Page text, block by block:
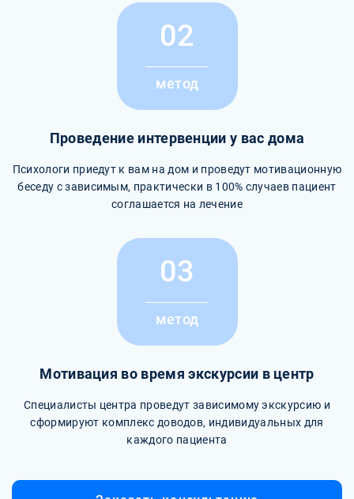
02
метод
Проведение интервенции у вас дома
Психологи приедут к вам на дом и проведут мотивационную
беседу с зависимым, практически в 100% случаев пациент
соглашается на лечение
03
метод
Мотивация во время экскурсии в центр
Специалисты центра проведут зависимому экскурсию и
сформируют комплекс доводов, индивидуальных для
каждого пациента